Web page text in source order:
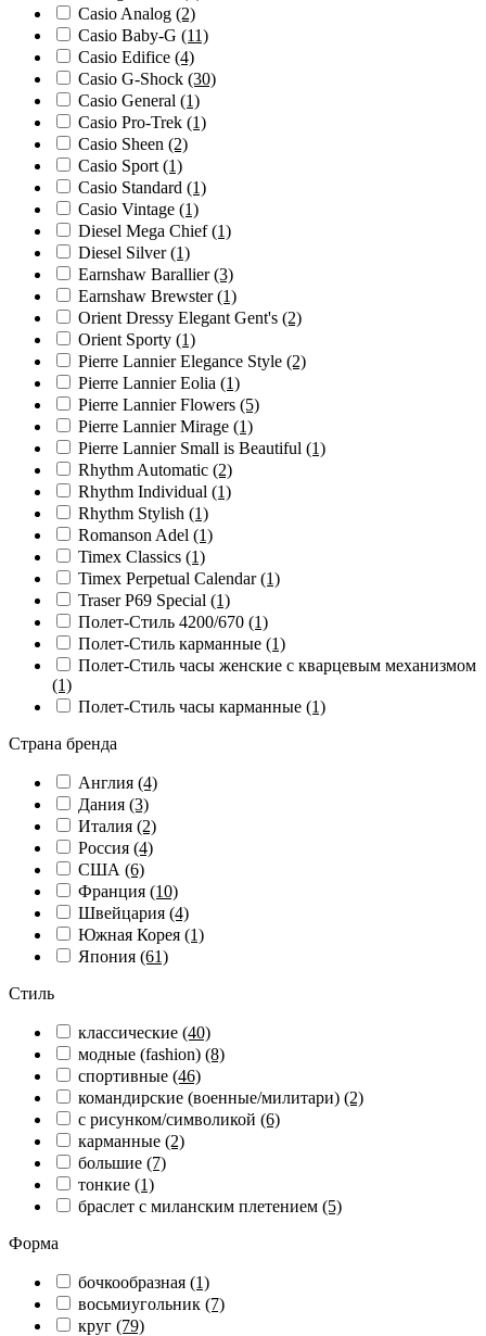
Casio Analog (2)
Casio Baby-G (11)
Casio Edifice (4)
Casio G-Shock (30)
Casio General (1)
Casio Pro-Trek (1)
Casio Sheen (2)
Casio Sport (1)
Casio Standard (1)
Casio Vintage (1)
Diesel Mega Chief(1)
Diesel Silver(1)
Earnshaw Barallier(3)
Earnshaw Brewster(1)
Orient Dressy Elegant Gent's (2)
Orient Sporty (1)
Pierre Lannier Elegance Style (2)
Pierre Lannier Eolia (1)
Pierre Lannier Flowers (5)
Pierre Lannier Mirage (1)
Pierre Lannier Small is Beautiful (1)
Rhythm Automatic (2)
Rhythm Individual (1)
Rhythm Stylish (1)
Romanson Adel (1)
Timex Classics (1)
Timex Perpetual Calendar(1)
Traser P69 Special (1)
Полет-Стиль 4200/670 (1)
Полет-Стиль карманные (1)
Полет-Стиль часы женские с кварцевым механизмом
(1)
Полет-Стиль часы карманные (1)
Страна бренда
Англия (4)
Дания (3)
Италия (2)
Россия (4)
США (6)
Франция (10)
Швейцария (4)
Южная Корея (1)
Япония (61)
Стиль
классические (40)
модные (fashion) (8)
спортивные (46)
командирские (военные/милитари) (2)
с рисунком/символикой (6)
карманные (2)
большие (7)
тонкие (1)
браслет с миланским плетением (5)
Форма
бочкообразная (1)
восьмиугольник (7)
круг (79)